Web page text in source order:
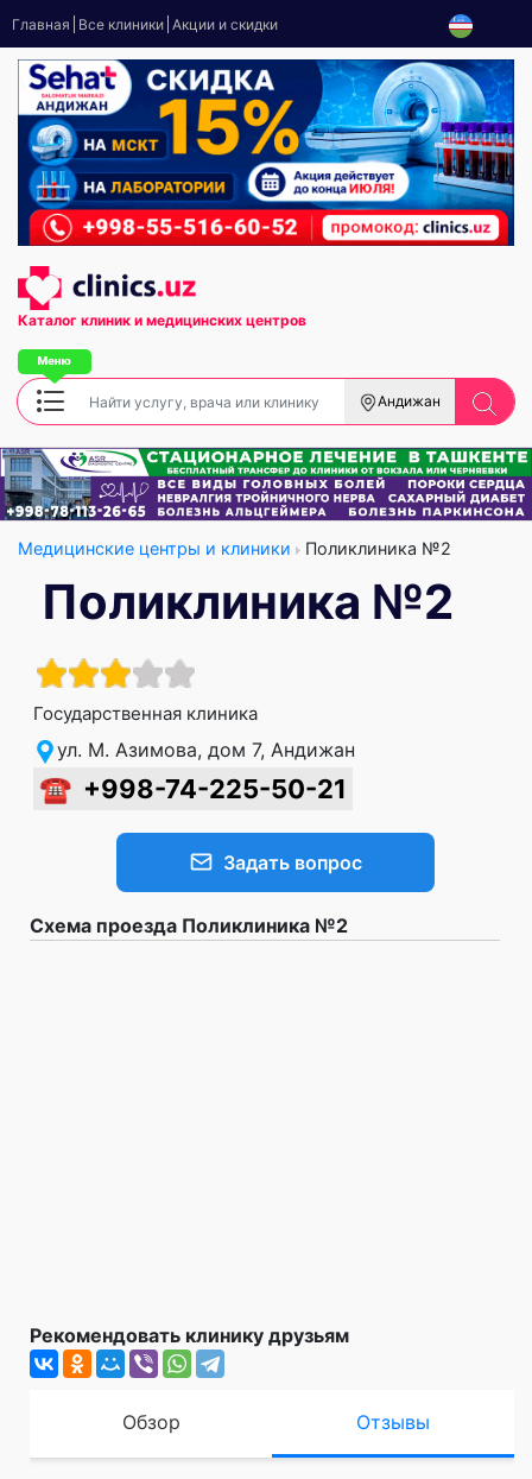
Главная Все клиники Акции и скидки
Каталог клиник и медицинских центров
Андижан
Медицинские центры и клиники Поликлиника №2
Поликлиника №2
Государственная клиника
ул. М. Азимова, дом 7, Андижан
☎ +998-74-225-50-21
Задать вопрос
Схема проезда Поликлиника №2
Рекомендовать клинику друзьям
Обзор Отзывы